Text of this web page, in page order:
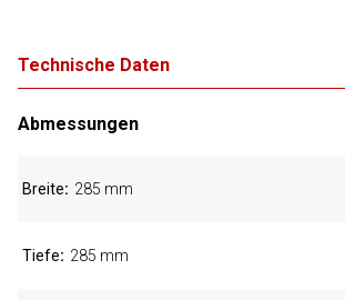
Technische Daten
Abmessungen
Breite 285 mm
Tiefe 285 mm